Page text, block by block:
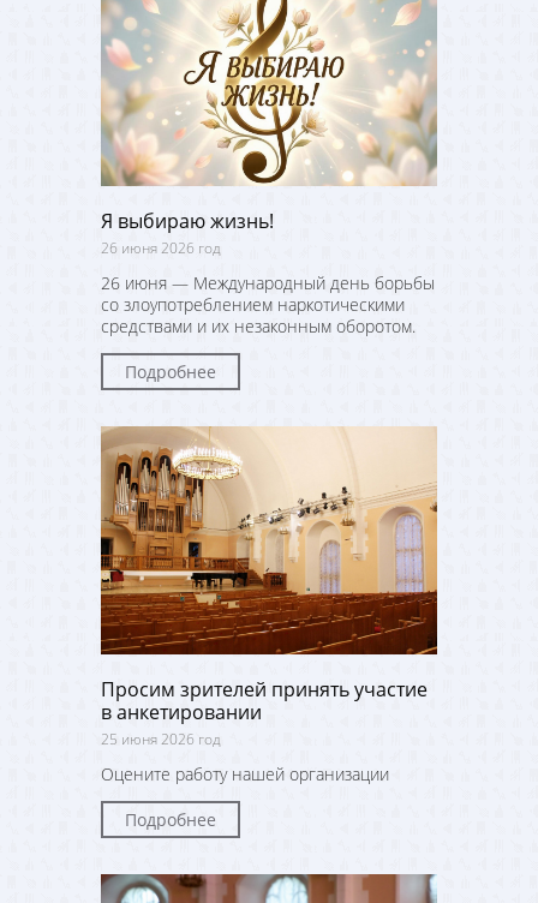
Я выбираю жизнь!
26 июня 2026 год
26 июня — Международный день борьбы
со злоупотреблением наркотическими
средствами и их незаконным оборотом.
Подробнее
Просим зрителей принять участие
в анкетировании
25 июня 2026 год
Оцените работу нашей организации
Подробнее